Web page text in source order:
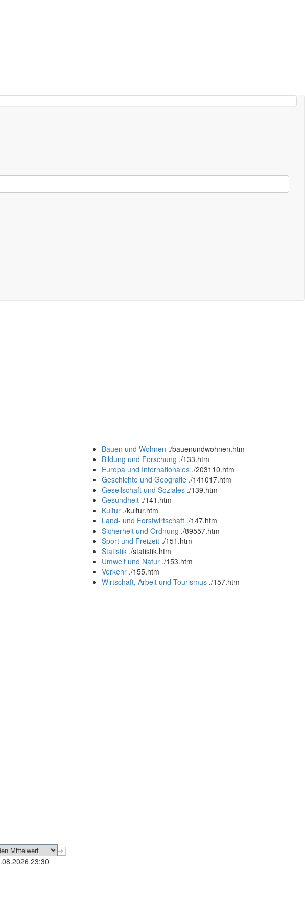
Bauen und Wohnen ./bauenundwohnen.htm
Bildung und Forschung ./133.htm
Europa und Internationales ./203110.htm
Geschichte und Geografie ./141017.htm
Gesellschaft und Soziales ./139.htm
Gesundheit ./141.htm
Kultur ./kultur.htm
Land- und Forstwirtschaft ./147.htm
Sicherheit und Ordnung ./89557.htm
Sport und Freizeit ./151.htm
Statistik ./statistik.htm
Umwelt und Natur ./153.htm
Verkehr ./155.htm
Wirtschaft, Arbeit und Tourismus ./157.htm
23:30